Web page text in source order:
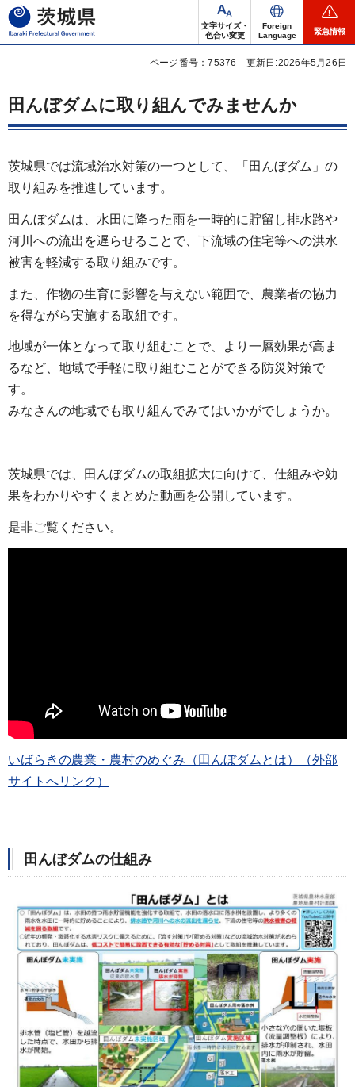
茨城県
文字サイズ・
色合い変更
Foreign
Language
緊急情報
ページ番号：75376 更新日:2026年5月26日
田んぼダムに取り組んでみませんか
茨城県では流域治水対策の一つとして、「田んぼダム」の
取り組みを推進しています。
田んぼダムは、水田に降った雨を一時的に貯留し排水路や
河川への流出を遅らせることで、下流域の住宅等への洪水
被害を軽減する取り組みです。
また、作物の生育に影響を与えない範囲で、農業者の協力
を得ながら実施する取組です。
地域が一体となって取り組むことで、より一層効果が高ま
るなど、地域で手軽に取り組むことができる防災対策で
す。
みなさんの地域でも取り組んでみてはいかがでしょうか。
茨城県では、田んぼダムの取組拡大に向けて、仕組みや効
果をわかりやすくまとめた動画を公開しています。
是非ご覧ください。
いばらきの農業・農村のめぐみ（田んぼダムとは）（外部
サイトへリンク）
田んぼダムの仕組み